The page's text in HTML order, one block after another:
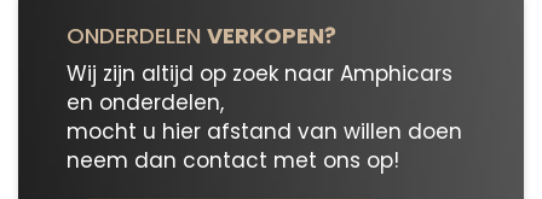
ONDERDELEN VERKOPEN?
Wij zijn altijd op zoek naar Amphicars
en onderdelen,
mocht u hier afstand van willen doen
neem dan contact met ons op!